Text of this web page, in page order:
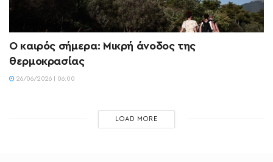
Ο καιρός σήμερα: Μικρή άνοδος της
θερμοκρασίας
26/06/2026 | 06:00
LOAD MORE